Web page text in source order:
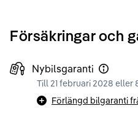
Försäkringar och
Nybilsgaranti
Till 21 februari 2028 eller
Förlängd bilgaranti